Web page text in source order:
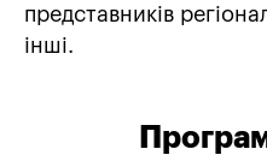
представників
інші.